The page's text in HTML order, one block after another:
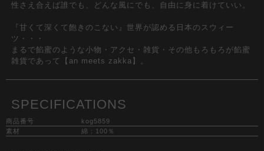
性さえ合えば誰でも、どんな風にでも、自由に身に着けていい。
『甘くて深くて飽きのこない』世界が認める日本のスウィー
ツ・・・
まるで餡蜜のような小物・アクセ・雑貨・その他もろもろが餡蜜
雑貨であって【an meets zakka】。
SPECIFICATIONS
商品番号
kog5859
素材
綿：100％